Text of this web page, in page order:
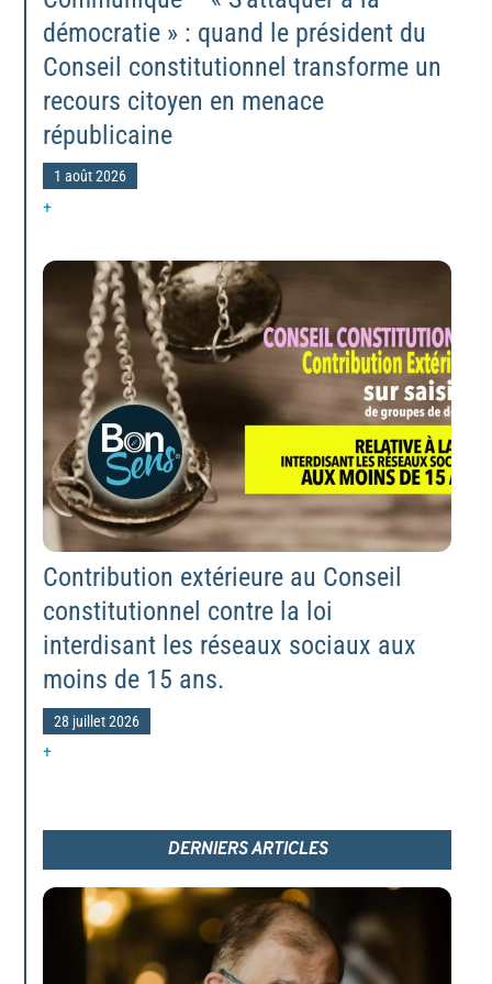
démocratie » : quand le président du
Conseil constitutionnel transforme un
recours citoyen en menace
républicaine
1 août 2026
+
Contribution extérieure au Conseil
constitutionnel contre la loi
interdisant les réseaux sociaux aux
moins de 15 ans.
28 juillet 2026
+
DERNIERS ARTICLES